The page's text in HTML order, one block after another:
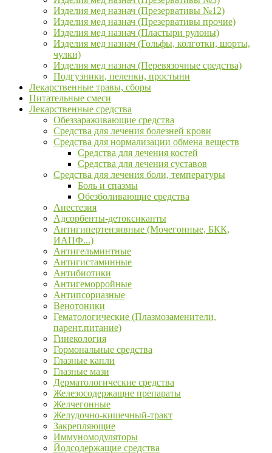
Изделия мед назнач (Презервативы №12)
Изделия мед назнач (Презервативы прочие)
Изделия мед назнач (Пластыри рулоны)
Изделия мед назнач (Гольфы, колготки, шорты,
чулки)
Изделия мед назнач (Перевязочные средства)
Подгузники, пеленки, простыни
Лекарственные травы, сборы
Питательные смеси
Лекарственные средства
Обеззараживающие средства
Средства для лечения болезней крови
Средства для нормализации обмена веществ
Средства для лечения костей
Средства для лечения суставов
Средства для лечения боли, температуры
Боль и спазмы
Обезболивающие средства
Анестезия
Адсорбенты-детоксиканты
Антигипертензивные (Мочегонные, БКК,
ИАПФ...)
Антигельминтные
Антигистаминные
Антибиотики
Антигеморройные
Антипсориазные
Венотоники
Гематологические (Плазмозаменители,
парент.питание)
Гинекология
Гормональные средства
Глазные капли
Глазные мази
Дерматологические средства
Железосодержащие препараты
Желчегонные
Желудочно-кишечный-тракт
Закрепляющие
Иммуномодуляторы
Йодсодержащие средства